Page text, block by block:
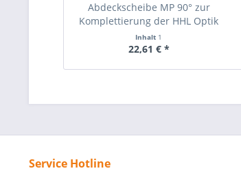
Abdeckscheibe MP 90° zur
Komplettierung der HHL Optik
Inhalt 1
22,61 € *
Service Hotline